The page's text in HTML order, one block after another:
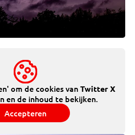
om de cookies vanTwitter X
en de inhoud te bekijken.
Accepteren